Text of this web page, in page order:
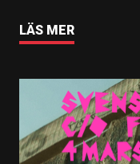
LÄS MER